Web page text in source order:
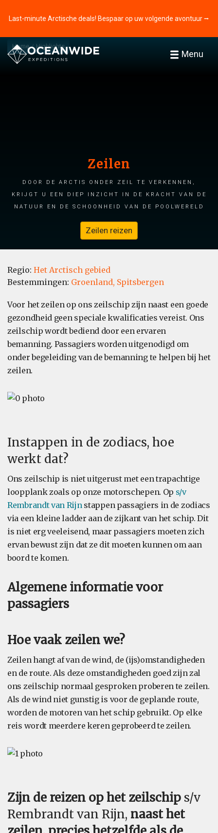
Last-minute Arctische deals! Bespaar op uw volgende avontuur ⭢
Menu
Home Highlights
Zeilen
Door de Arctis onder zeil te verkennen,
krijgt u een diep inzicht in de kracht van de
natuur en de schoonheid van de poolwereld
Zeilen reizen
Regio: Het Arctisch gebied
Bestemmingen: Groenland, Spitsbergen
Voor het zeilen op ons zeilschip zijn naast een goede
gezondheid geen speciale kwalificaties vereist. Ons
zeilschip wordt bediend door een ervaren
bemanning. Passagiers worden uitgenodigd om
onder begeleiding van de bemanning te helpen bij het
zeilen.
Instappen in de zodiacs, hoe
werkt dat?
Ons zeilschip is niet uitgerust met een trapachtige
loopplank zoals op onze motorschepen. Op s/v
Rembrandt van Rijnstappen passagiers in de zodiacs
via een kleine ladder aan de zijkant van het schip. Dit
is niet erg veeleisend, maar passagiers moeten zich
ervan bewust zijn dat ze dit moeten kunnen om aan
boord te komen.
Algemene informatie voor
passagiers
Hoe vaak zeilen we?
Zeilen hangt af van de wind, de (ijs)omstandigheden
en de route. Als deze omstandigheden goed zijn zal
ons zeilschip normaal gesproken proberen te zeilen.
Als de wind niet gunstig is voor de geplande route,
worden de motoren van het schip gebruikt. Op elke
reis wordt meerdere keren geprobeerd te zeilen.
Zijn de reizen op het zeilschip s/v
Rembrandt van Rijn, naast het